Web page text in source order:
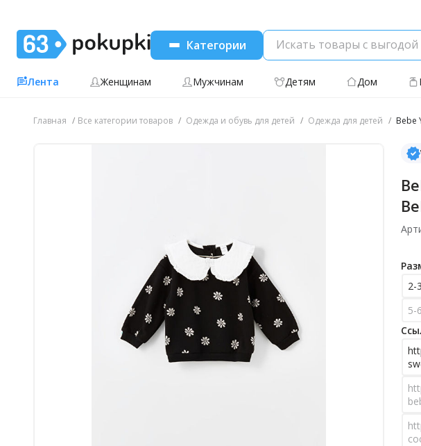
Категории
Лента Женщинам Мужчинам Детям Дом
Главная Все категории товаров Одежда и обувь для детей Одежда для детей Bebe
2-
5-